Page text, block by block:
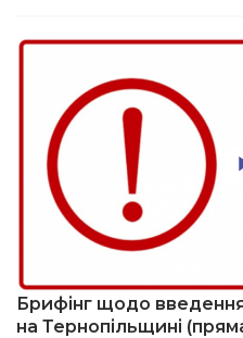
Брифінг щодо
на Тернопільщині